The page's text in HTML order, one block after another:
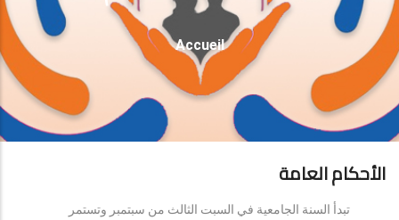
Fil
D'Ariane
Accueil
الأحكام العامة
تبدأ السنة الجامعية في السبت الثالث من سبتمبر وتستمر